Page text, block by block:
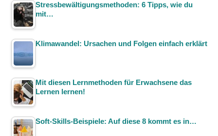
Stressbewältigungsmethoden: 6 Tipps, wie du
mit…
Klimawandel: Ursachen und Folgen einfach erklärt
Mit diesen Lernmethoden für Erwachsene das
Lernen lernen!
Soft-Skills-Beispiele: Auf diese 8 kommt es in…